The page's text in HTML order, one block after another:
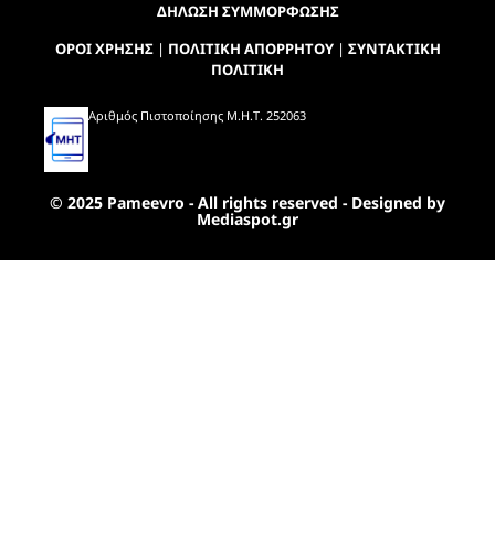
ΔΗΛΩΣΗ ΣΥΜΜΟΡΦΩΣΗΣ
ΟΡΟΙ ΧΡΗΣΗΣ| ΠΟΛΙΤΙΚΗ ΑΠΟΡΡΗΤΟΥ| ΣΥΝΤΑΚΤΙΚΗ
ΠΟΛΙΤΙΚΗ
Αριθμός Πιστοποίησης Μ.Η.Τ. 252063
© 2025 Pameevro - All rights reserved - Designed by
Mediaspot.gr